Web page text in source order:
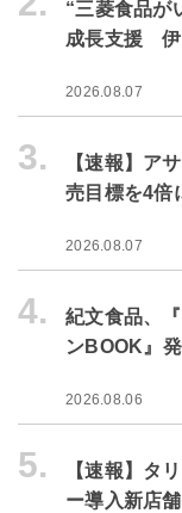
“三菱食品
成長支援 伊
2026.08.07
3.
【速報】ア
売目標を4倍
2026.08.07
4.
紀文食品、
ンBOOK』
2026.08.06
5.
【速報】タ
ー導入新店